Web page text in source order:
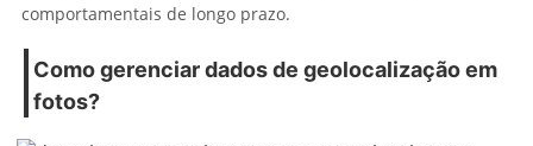
comportamentais de longo prazo.
Como gerenciar dados de geolocalização em
fotos?